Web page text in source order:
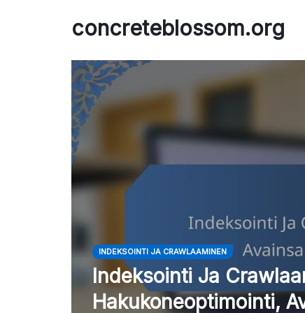
concreteblossom.org
INDEKSOINTI JA CRAWLAAMINEN
Indeksointi Ja
Hakukoneoptimointi,